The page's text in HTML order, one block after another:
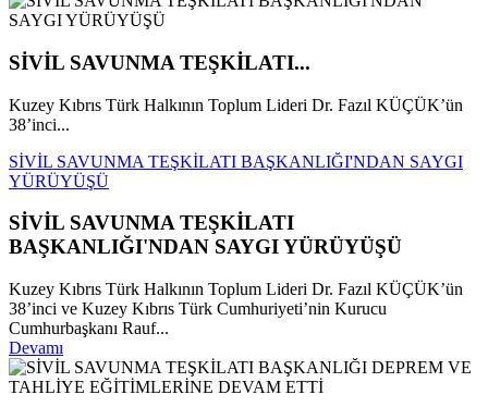
SİVİL SAVUNMA TEŞKİLATI...
Kuzey Kıbrıs Türk Halkının Toplum Lideri Dr. Fazıl KÜÇÜK’ün
38’inci...
SİVİL SAVUNMA TEŞKİLATI BAŞKANLIĞI'NDAN SAYGI
YÜRÜYÜŞÜ
SİVİL SAVUNMA TEŞKİLATI
BAŞKANLIĞI'NDAN SAYGI YÜRÜYÜŞÜ
Kuzey Kıbrıs Türk Halkının Toplum Lideri Dr. Fazıl KÜÇÜK’ün
38’inci ve Kuzey Kıbrıs Türk Cumhuriyeti’nin Kurucu
Cumhurbaşkanı Rauf...
Devamı